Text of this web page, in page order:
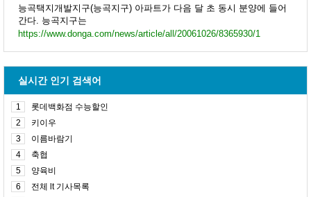
능곡택지개발지구(능곡지구) 아파트가 다음 달 초 동시 분양에 들어
간다. 능곡지구는
https://www.donga.com/news/article/all/20061026/8365930/1
실시간 인기 검색어
1
롯데백화점 수능할인
2
키이우
3
이름바람기
4
축협
5
양육비
6
전체 lt 기사목록